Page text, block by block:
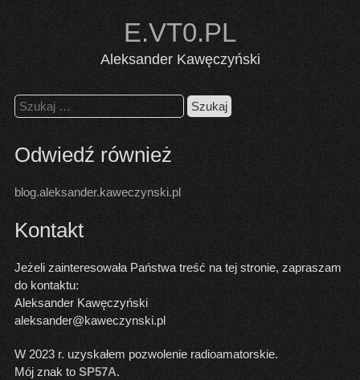
content
E.VT0.PL
Aleksander Kawęczyński
Szukaj:
Odwiedź również
blog.aleksander.kaweczynski.pl
Kontakt
Jeżeli zainteresowała Państwa treść na tej stronie, zapraszam
do kontaktu:
Aleksander Kawęczyński
aleksander@kaweczynski.pl
W 2023 r. uzyskałem pozwolenie radioamatorskie.
Mój znak to SP57A.